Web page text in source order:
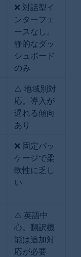
❌ 対話型イ
ンターフェ
ースなし。
静的なダッ
シュボード
のみ
⚠️ 地域別対
応。導入が
遅れる傾向
あり
❌ 固定パッ
ケージで柔
軟性に乏し
い
⚠️ 英語中
心。翻訳機
能は追加対
応が必要